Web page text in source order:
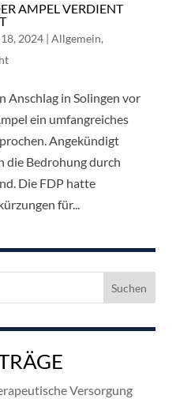
AMPEL VERDIENT
2024| Allgemein,
Anschlag in Solingen vor
ein umfangreiches
Angekündigt
die Bedrohung durch
Die FDP hatte
für...
Versorgung